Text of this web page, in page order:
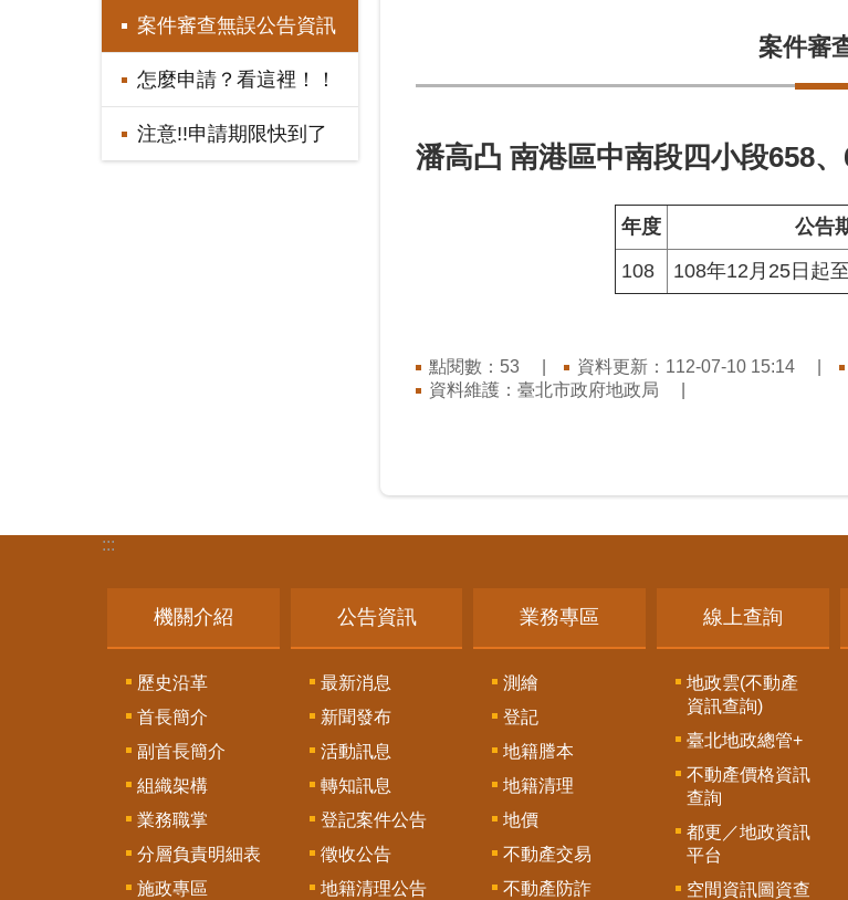
案件審查無誤公告資訊
怎麼申請？看這裡！！
注意!!申請期限快到了
案件審
潘高凸 南港區中南段四小段658
年度 公告
108
108年12月25日起
點閱數： 53 資料更新：112-07-10 15:14
資料維護：臺北市政府地政局
:::
機關介紹
歷史沿革
首長簡介
副首長簡介
組織架構
業務職掌
分層負責明細表
施政專區
公告資訊
最新消息
新聞發布
活動訊息
轉知訊息
登記案件公告
徵收公告
地籍清理公告
業務專區
測繪
登記
地籍謄本
地籍清理
地價
不動產交易
不動產防詐
線上查詢
地政雲(不動產
資訊查詢)
臺北地政總管+
不動產價格資訊
查詢
都更／地政資訊
平台
空間資訊圖資查